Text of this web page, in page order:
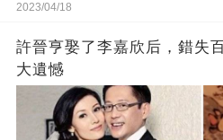
2023/04/18
許晉亨娶了李嘉欣后，錯失
大遺憾